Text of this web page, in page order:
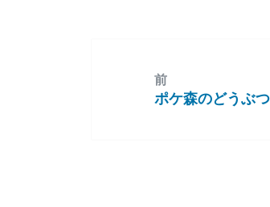
前
前
ポケ森のどうぶ